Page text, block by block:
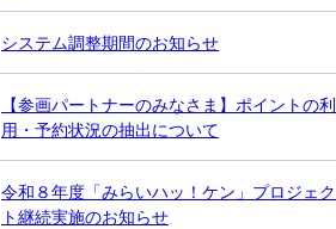
システム調整期間のお知らせ
【参画パートナーのみなさま】ポイントの利
用・予約状況の抽出について
令和８年度「みらいハッ！ケン」プロジェク
ト継続実施のお知らせ